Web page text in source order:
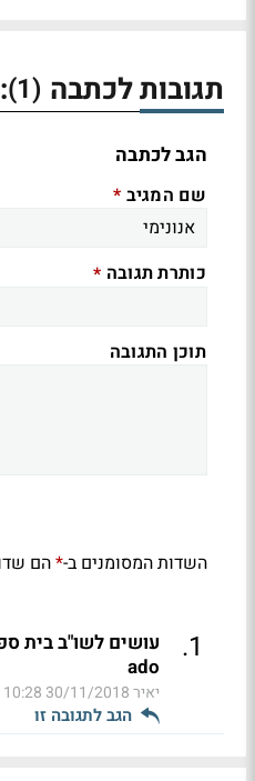
תגובות לכתבה (1)
:
הגב לכתבה
שם המגיב *
כותרת תגובה *
תוכן התגובה
השדות המסומנים ב-*הם
1
.
עושים לשו"ב בית
ado
יאיר30/11/2018 10:28
הגב לתגובה זו